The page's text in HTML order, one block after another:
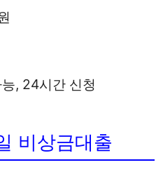
, 24시간 신청
비상금대출